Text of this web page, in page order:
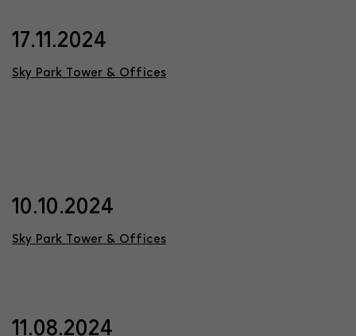
17.11.2024
Sky Park Tower & Offices
10.10.2024
Sky Park Tower & Offices
11.08.2024